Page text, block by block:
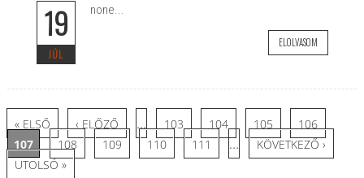
19
JÚL
none...
ELOLVASOM
Oldalak
« ELSŐ ‹ ELŐZŐ … 103 104 105
106
107
108 109 110 111 …
KÖVETKEZŐ ›
UTOLSÓ »